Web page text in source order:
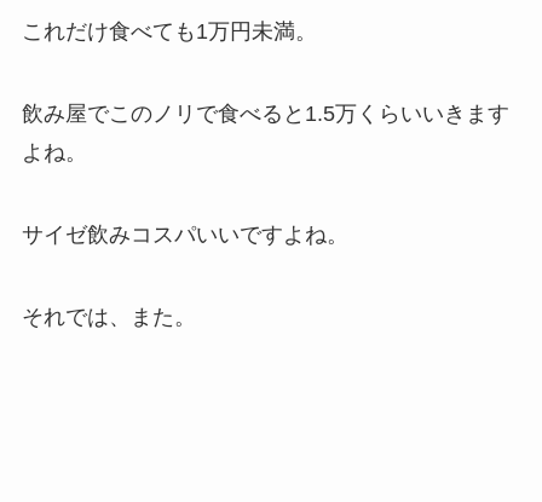
これだけ食べても1万円未満。
飲み屋でこのノリで食べると1.5万くらいいきます
よね。
サイゼ飲みコスパいいですよね。
それでは、また。